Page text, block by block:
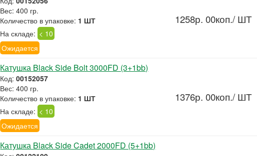
Вес: 400 гр.
Количество в упаковке: 1 ШТ
На складе: < 10
Ожидается
1258р. 00коп./ ШТ
Катушка Black Side Bolt 3000FD (3+1bb)
Код:00152057
Вес: 400 гр.
Количество в упаковке: 1 ШТ
На складе: < 10
Ожидается
1376р. 00коп./ ШТ
Катушка Black Side Cadet 2000FD (5+1bb)